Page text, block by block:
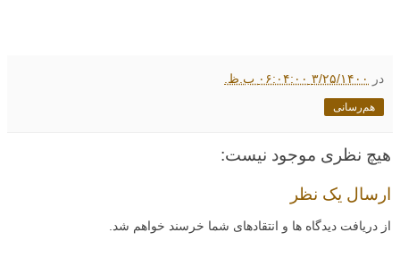
در ۳/۲۵/۱۴۰۰ ۰۶:۰۴:۰۰ ب.ظ.
هم‌رسانی
هیچ نظری موجود نیست:
ارسال یک نظر
از دریافت دیدگاه ها و انتقادهای شما خرسند خواهم شد.